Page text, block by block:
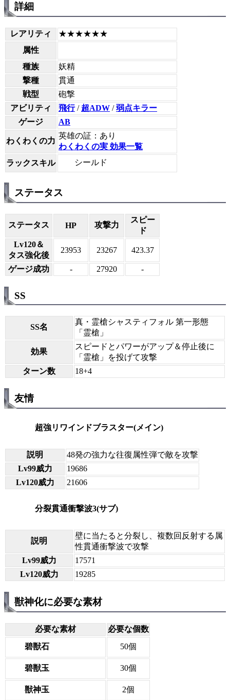
詳細
レアリティ
★★★★★★
属性
種族
妖精
撃種
貫通
戦型
砲撃
アビリティ
飛行/ 超ADW /弱点キラー
ゲージ
AB
わくわくの力
英雄の証：あり
わくわくの実 効果一覧
ラックスキル
シールド
ステータス
ステータス HP 攻撃力
スピー
ド
Lv120＆
タス強化後
23953 23267 423.37
ゲージ成功 - 27920 -
SS
SS名
真・霊槍シャスティフォル 第一形態
「霊槍」
効果
スピードとパワーがアップ＆停止後に
「霊槍」を投げて攻撃
ターン数
18+4
友情
超強リワインドブラスター(メイン)
説明
48発の強力な往復属性弾で敵を攻撃
Lv99威力
19686
Lv120威力
21606
分裂貫通衝撃波3(サブ)
説明
壁に当たると分裂し、複数回反射する属
性貫通衝撃波で攻撃
Lv99威力
17571
Lv120威力
19285
獣神化に必要な素材
必要な素材
必要な個数
碧獣石
50個
碧獣玉 30個
獣神玉 2個